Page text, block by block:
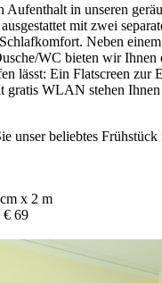
Aufenthalt in unseren
mit zwei
Neben
WC bieten wir Ihnen
lässt: Ein Flatscreen zur
gratis WLAN stehen
unser beliebtes Frühstück
x 2 m
€ 69